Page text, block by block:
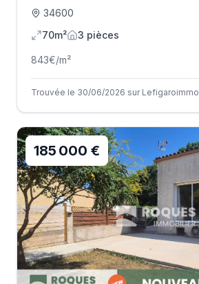
34600
70m²
3 pièces
843€/m²
Trouvée le 30/06/2026 sur Lefigaroimmo
185 000 €